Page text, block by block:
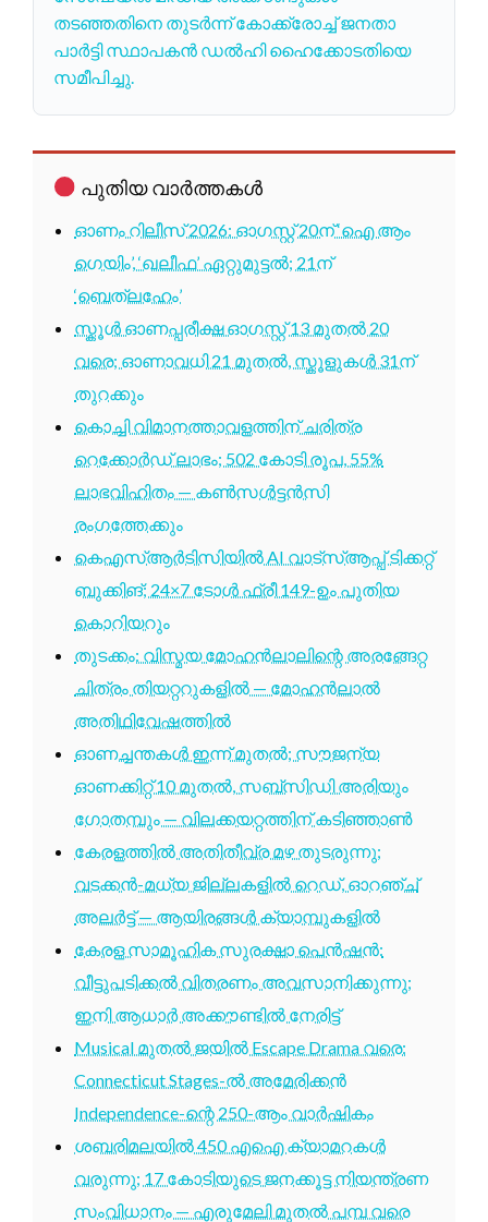
തടഞ്ഞതിനെ തുടർന്ന് കോക്ക്രോച്ച് ജനതാ
പാർട്ടി സ്ഥാപകൻ ഡൽഹി ഹൈക്കോടതിയെ
സമീപിച്ചു.
പുതിയ വാർത്തകൾ
ഓണം റിലീസ് 2026: ഓഗസ്റ്റ് 20ന് ‘ഐ ആം
ഗെയിം’, ‘ഖലീഫ’ ഏറ്റുമുട്ടൽ; 21ന്
‘ബെത്‌ലഹേം’
സ്കൂൾ ഓണപ്പരീക്ഷ ഓഗസ്റ്റ് 13 മുതൽ 20
വരെ; ഓണാവധി 21 മുതൽ, സ്കൂളുകൾ 31ന്
തുറക്കും
കൊച്ചി വിമാനത്താവളത്തിന് ചരിത്ര
റെക്കോർഡ് ലാഭം; 502 കോടി രൂപ, 55%
ലാഭവിഹിതം — കൺസൾട്ടൻസി
രംഗത്തേക്കും
കെഎസ്ആർടിസിയിൽ AI വാട്സ്ആപ്പ് ടിക്കറ്റ്
ബുക്കിങ്; 24×7 ടോൾ ഫ്രീ 149-ഉം പുതിയ
കൊറിയറും
തുടക്കം: വിസ്മയ മോഹൻലാലിന്റെ അരങ്ങേറ്റ
ചിത്രം തിയറ്ററുകളിൽ — മോഹൻലാൽ
അതിഥിവേഷത്തിൽ
ഓണച്ചന്തകൾ ഇന്ന് മുതൽ; സൗജന്യ
ഓണക്കിറ്റ് 10 മുതൽ, സബ്സിഡി അരിയും
ഗോതമ്പും — വിലക്കയറ്റത്തിന് കടിഞ്ഞാൺ
കേരളത്തിൽ അതിതീവ്ര മഴ തുടരുന്നു;
വടക്കൻ-മധ്യ ജില്ലകളിൽ റെഡ്, ഓറഞ്ച്
അലർട്ട് — ആയിരങ്ങൾ ക്യാമ്പുകളിൽ
കേരള സാമൂഹിക സുരക്ഷാ പെൻഷൻ:
വീട്ടുപടിക്കൽ വിതരണം അവസാനിക്കുന്നു;
ഇനി ആധാർ അക്കൗണ്ടിൽ നേരിട്ട്
Musical മുതൽ ജയിൽ Escape Drama വരെ:
Connecticut Stages-ൽ അമേരിക്കൻ
Independence-ന്റെ 250-ആം വാർഷികം
ശബരിമലയിൽ 450 എഐ ക്യാമറകൾ
വരുന്നു; 17 കോടിയുടെ ജനക്കൂട്ട നിയന്ത്രണ
സംവിധാനം — എരുമേലി മുതൽ പമ്പ വരെ